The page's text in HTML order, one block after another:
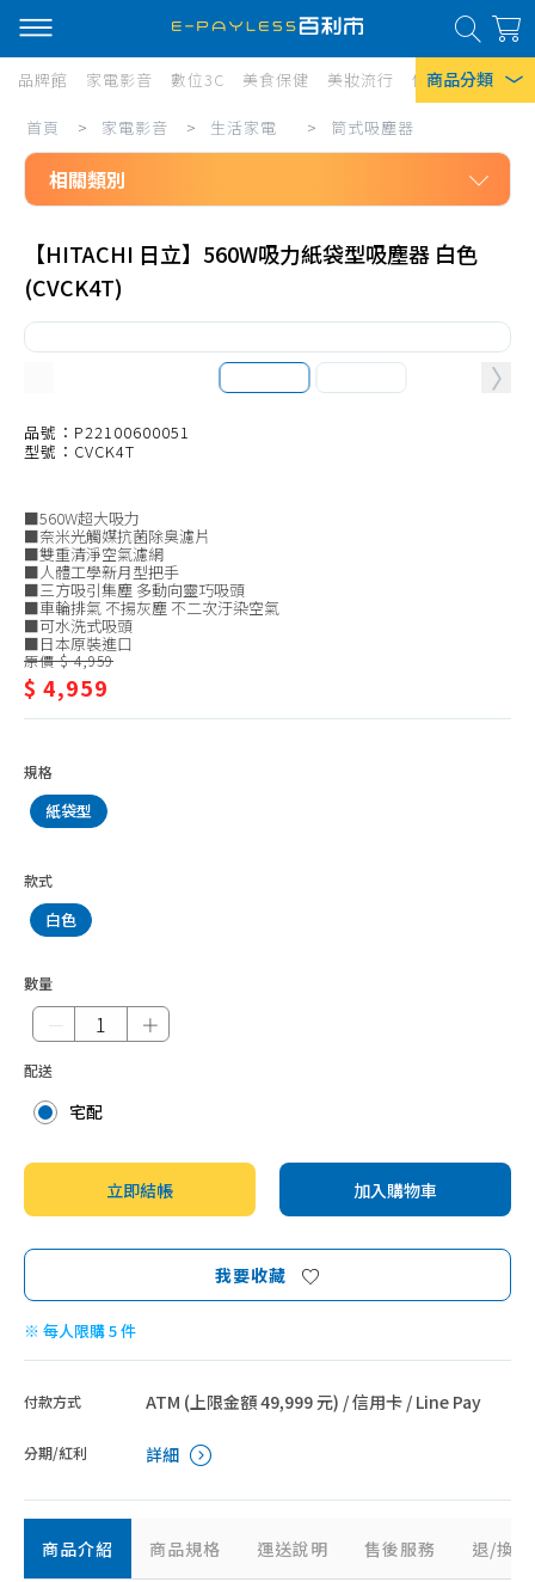
商品分類
熱門搜尋
風扇
除濕機
衛生紙
品牌館 家電影音 數位3C 美食保健 美妝流行 傢俱寢具 居
家
電
影
音/
生
活
家
筒
吸
塵
器
首頁 > 家電影音 > 生活家電 > 筒式吸塵器
相關類別
生活家電
免治馬桶座
無線吸塵器
筒式吸塵器
掃地機、配件
塵蟎機、耗材
除菌、消毒機
清潔機、洗地機
殺菌燈
加濕器
捕蚊燈
掛燙機、熨斗
除毛球機、縫紉機
辦公家電
智能家電
【HITACHI 日立】560W吸力紙袋型吸塵器 白色
(CVCK4T)
品號：P22100600051
型號：CVCK4T
■560W超大吸力
■奈米光觸媒抗菌除臭濾片
■雙重清淨空氣濾網
■人體工學新月型把手
■三方吸引集塵 多動向靈巧吸頭
■車輪排氣 不揚灰塵 不二次汙染空氣
■可水洗式吸頭
■日本原裝進口
原價 $ 4,959
$ 4,959
規格
紙袋型
款式
白色
數量
＋
配送
宅配
立即結帳 加入購物車
我要收藏
※ 每人限購 5 件
付款方式 ATM (上限金額 49,999 元) / 信用卡 / Line Pay
分期/紅利 詳細
商品介紹 商品規格 運送說明 售後服務 退/換